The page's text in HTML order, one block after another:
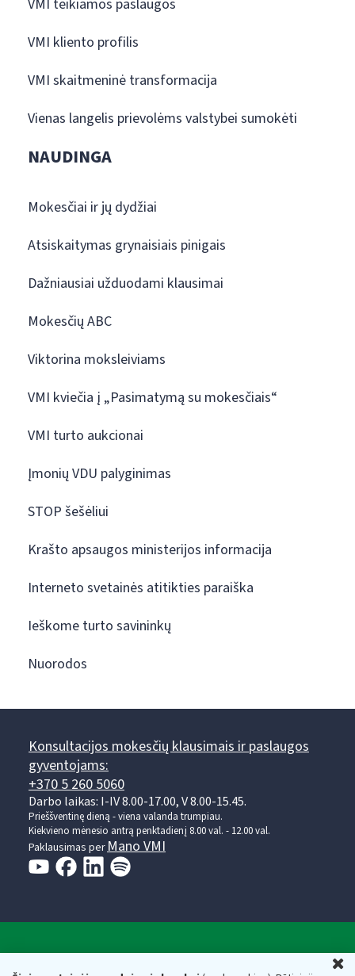
VMI teikiamos paslaugos
VMI kliento profilis
VMI skaitmeninė transformacija
Vienas langelis prievolėms valstybei sumokėti
NAUDINGA
Mokesčiai ir jų dydžiai
Atsiskaitymas grynaisiais pinigais
Dažniausiai užduodami klausimai
Mokesčių ABC
Viktorina moksleiviams
VMI kviečia į „Pasimatymą su mokesčiais“
VMI turto aukcionai
Įmonių VDU palyginimas
STOP šešėliui
Krašto apsaugos ministerijos informacija
Interneto svetainės atitikties paraiška
Ieškome turto savininkų
Nuorodos
Konsultacijos mokesčių klausimais ir paslaugos
gyventojams:
+370 5 260 5060
Darbo laikas: I-IV 8.00-17.00, V 8.00-15.45.
Prieššventinę dieną - viena valanda trumpiau.
Kiekvieno mėnesio antrą penktadienį 8.00 val. - 12.00 val.
Paklausimas per Mano VMI